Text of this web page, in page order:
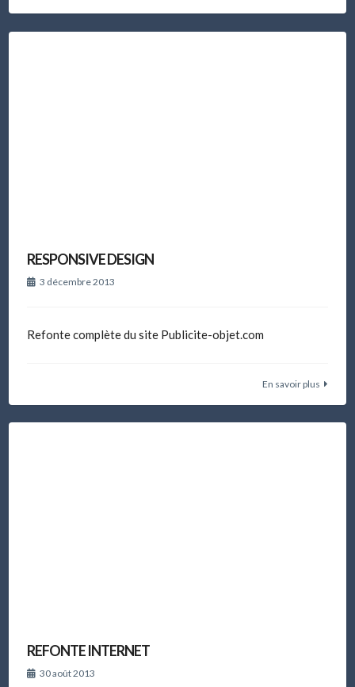
RESPONSIVE DESIGN
3 décembre 2013
Refonte complète du site Publicite-objet.com
En savoir plus
REFONTE INTERNET
30 août 2013